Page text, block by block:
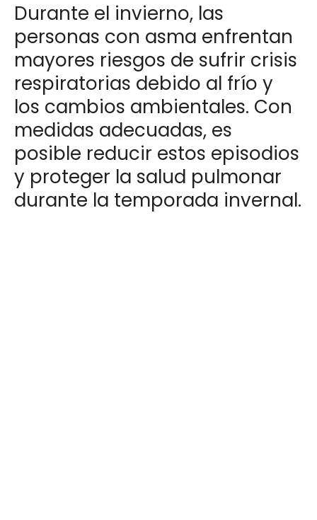
Durante el invierno, las
personas con asma enfrentan
mayores riesgos de sufrir crisis
respiratorias debido al frío y
los cambios ambientales. Con
medidas adecuadas, es
posible reducir estos episodios
y proteger la salud pulmonar
durante la temporada invernal.